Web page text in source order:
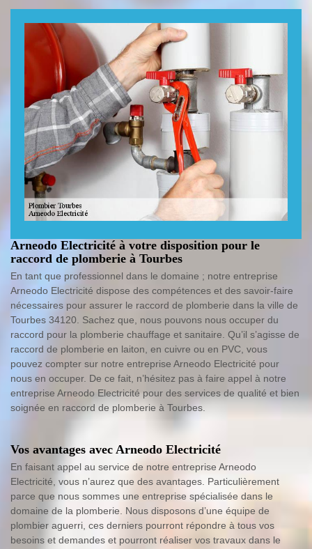
Arneodo Electricité à votre disposition pour le
raccord de plomberie à Tourbes
En tant que professionnel dans le domaine ; notre entreprise
Arneodo Electricité dispose des compétences et des savoir-faire
nécessaires pour assurer le raccord de plomberie dans la ville de
Tourbes 34120. Sachez que, nous pouvons nous occuper du
raccord pour la plomberie chauffage et sanitaire. Qu’il s’agisse de
raccord de plomberie en laiton, en cuivre ou en PVC, vous
pouvez compter sur notre entreprise Arneodo Electricité pour
nous en occuper. De ce fait, n’hésitez pas à faire appel à notre
entreprise Arneodo Electricité pour des services de qualité et bien
soignée en raccord de plomberie à Tourbes.
Vos avantages avec Arneodo Electricité
En faisant appel au service de notre entreprise Arneodo
Electricité, vous n’aurez que des avantages. Particulièrement
parce que nous sommes une entreprise spécialisée dans le
domaine de la plomberie. Nous disposons d’une équipe de
plombier aguerri, ces derniers pourront répondre à tous vos
besoins et demandes et pourront réaliser vos travaux dans le